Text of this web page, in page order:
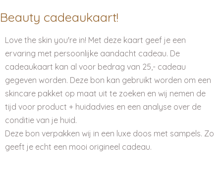
Beauty cadeaukaart!
Love the skin you're in! Met deze kaart geef je een
ervaring met persoonlijke aandacht cadeau. De
cadeaukaart kan al voor bedrag van 25,- cadeau
gegeven worden. Deze bon kan gebruikt worden om een
skincare pakket op maat uit te zoeken en wij nemen de
tijd voor product + huidadvies en een analyse over de
conditie van je huid.
Deze bon verpakken wij in een luxe doos met sampels. Zo
geeft je echt een mooi origineel cadeau.